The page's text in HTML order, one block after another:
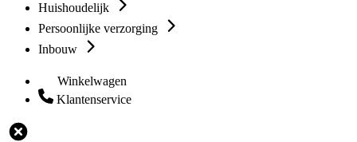
Huishoudelijk
Persoonlijke verzorging
Inbouw
Winkelwagen
Klantenservice